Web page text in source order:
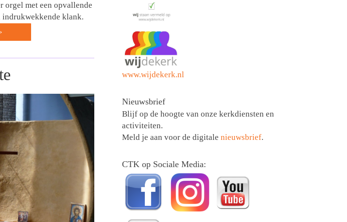
orgel met een opvallende
indrukwekkende klank.
www.wijdekerk.nl
Nieuwsbrief
Blijf op de hoogte van onze kerkdiensten en
activiteiten.
Meld je aan voor de digitalenieuwsbrief.
CTK op Sociale Media: